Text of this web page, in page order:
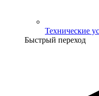
Технические
Быстрый переход